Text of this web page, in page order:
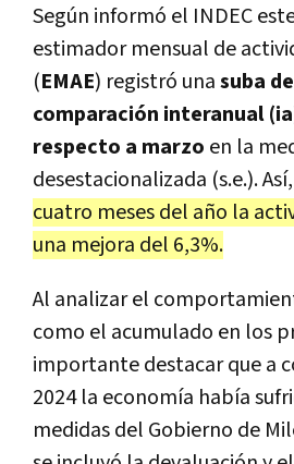
Según informó el INDEC
estimador mensual de
(EMAE) registró unasuba
comparación interanual
respecto a marzo en la
desestacionalizada (s.e.). Así,
cuatro meses del año la
una mejora del 6,3%.
Al analizar el
como el acumulado en los
importante destacar que a
2024 la economía había
medidas del Gobierno de